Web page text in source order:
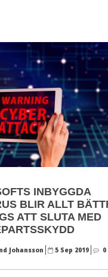
INBYGGDA
BLIR ALLT
ATT SLUTA MED
Johansson 5 Sep 2019 0